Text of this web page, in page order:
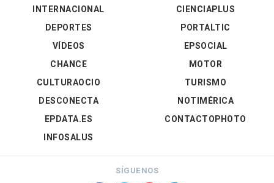
INTERNACIONAL
DEPORTES
VÍDEOS
CIENCIAPLUS
PORTALTIC
EPSOCIAL
CHANCE
CULTURAOCIO
DESCONECTA
EPDATA.ES
INFOSALUS
MOTOR
TURISMO
NOTIMÉRICA
CONTACTOPHOTO
SÍGUENOS